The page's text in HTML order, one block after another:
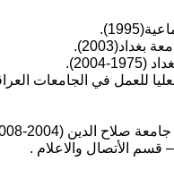
في الجامعات العراقية
الدين (2004-2008 )
– قسم الأتصال والاعلام .